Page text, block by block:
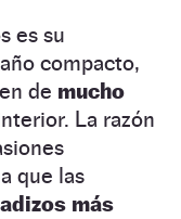
es su
compacto,
de mucho
La razón
que las
más